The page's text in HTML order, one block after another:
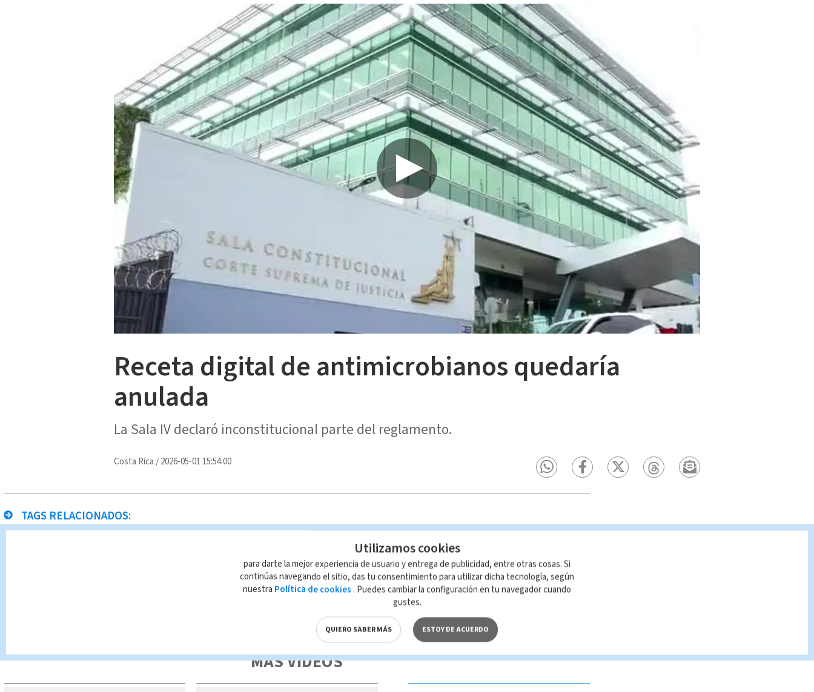
Receta digital de antimicrobianos quedaría
anulada
La Sala IV declaró inconstitucional parte del reglamento.
Costa Rica /2026-05-01 15:54:00
TAGS RELACIONADOS:
Queda prohibida la reproducción total o parcial del contenido de esta página, mismo que es propiedad de TELEDIARIO; su reproducción no
autorizada constituye una infracción y un delito de conformidad con las leyes aplicables.
MÁS VIDEOS
Utilizamos cookies
para darte la mejor experiencia de usuario y entrega de publicidad, entre otras cosas. Si
continúas navegando el sitio, das tu consentimiento para utilizar dicha tecnología, según
nuestra Política de cookies . Puedes cambiar la configuración en tu navegador cuando
gustes.
QUIERO SABER MÁS ESTOY DE ACUERDO